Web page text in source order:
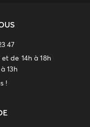
47
de 14h à 18h
13h
!